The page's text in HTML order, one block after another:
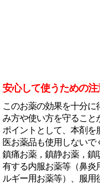
安心して使うための注
このお薬の効果を十分
み方や使い方を守ること
ポイントとして、本剤を
医お薬品も使用しない
鎮痛お薬，鎮静お薬，鎮
有する内服お薬等（鼻炎
ルギー用お薬等）、服用